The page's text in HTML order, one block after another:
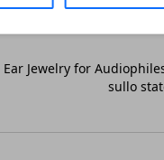
Ear Jewelry for
sullo